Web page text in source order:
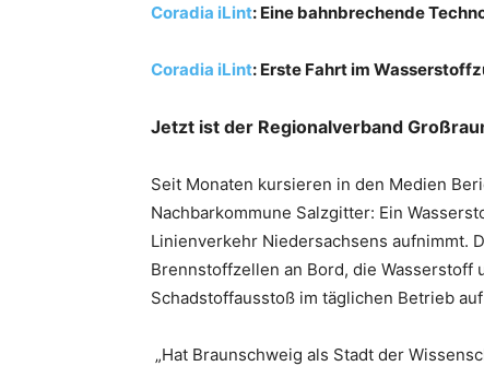
Coradia iLint: Eine bahnbrechende
Coradia iLint: Erste Fahrt im
Jetzt ist der Regionalverband
Seit Monaten kursieren in den Medien
Nachbarkommune Salzgitter: Ein
Linienverkehr Niedersachsens aufnimmt.
Brennstoffzellen an Bord, die Wasserstoff
Schadstoffausstoß im täglichen Betrieb
„Hat Braunschweig als Stadt der